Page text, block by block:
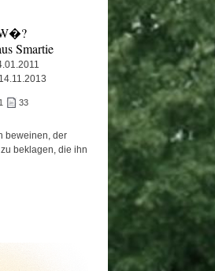
Smartie
33
beweinen, der
beklagen, die ihn